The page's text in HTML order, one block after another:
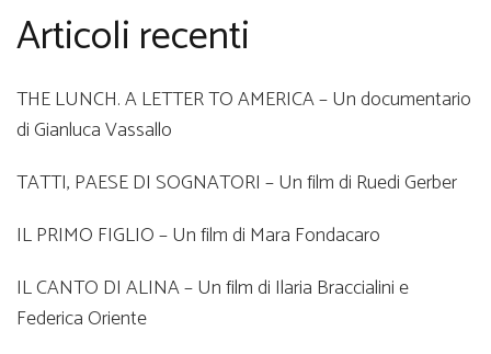
Articoli recenti
THE LUNCH. A LETTER TO AMERICA – Un documentario
di Gianluca Vassallo
TATTI, PAESE DI SOGNATORI – Un film di Ruedi Gerber
IL PRIMO FIGLIO – Un film di Mara Fondacaro
IL CANTO DI ALINA – Un film di Ilaria Braccialini e
Federica Oriente